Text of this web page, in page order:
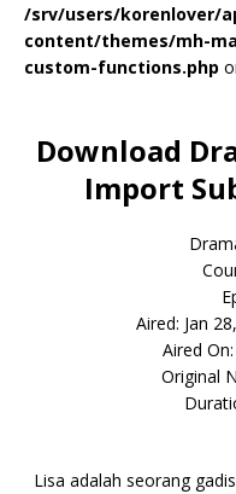
/srv/users/korenlover/
content/themes/mh-
custom-functions.php
Download
Import
Aired: Jan
Aired
Original
Lisa adalah seorang